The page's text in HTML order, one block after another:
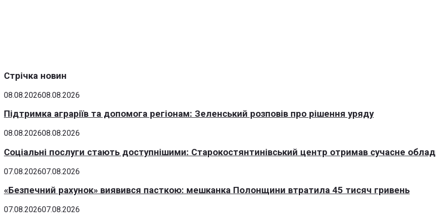
Стрічка новин
08.08.202608.08.2026
Підтримка аграріїв та допомога регіонам: Зеленський розповів про рішення уряду
08.08.202608.08.2026
Соціальні послуги стають доступнішими: Старокостянтинівський центр отримав сучасне
07.08.202607.08.2026
«Безпечний рахунок» виявився пасткою: мешканка Полонщини втратила 45 тисяч гривень
07.08.202607.08.2026